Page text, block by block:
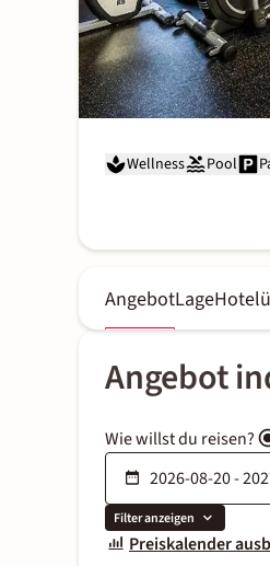
Wellness Pool
AngebotLage
Angebot
Wie willst du reisen?
Filter anzeigen
Preiskalender